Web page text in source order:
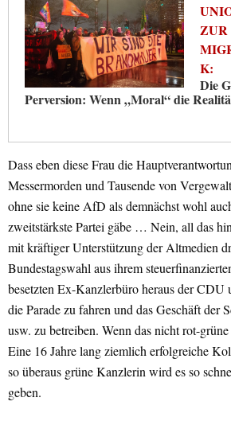
ZUR
K:
Die
Perversion: Wenn „Moral“ die
Dass eben diese Frau die
Messermorden und Tausende von
ohne sie keine AfD als demnächst wohl
zweitstärkste Partei gäbe … Nein, all das
mit kräftiger Unterstützung der Altmedien
Bundestagswahl aus ihrem
besetzten Ex-Kanzlerbüro heraus der
die Parade zu fahren und das Geschäft der
usw. zu betreiben. Wenn das nicht rot-
Eine 16 Jahre lang ziemlich erfolgreiche
so überaus grüne Kanzlerin wird es so
geben.